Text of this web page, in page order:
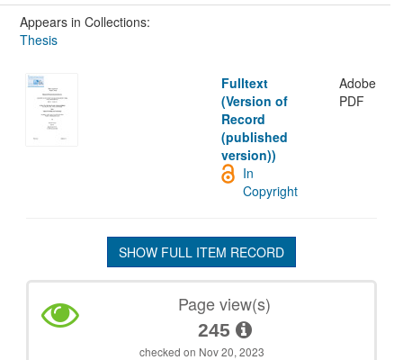
Appears in Collections:
Thesis
Fulltext
(Version of
Record
(published
version))
Adobe
PDF
In
Copyright
SHOW FULL ITEM RECORD
Page view(s)
245
checked on Nov 20, 2023